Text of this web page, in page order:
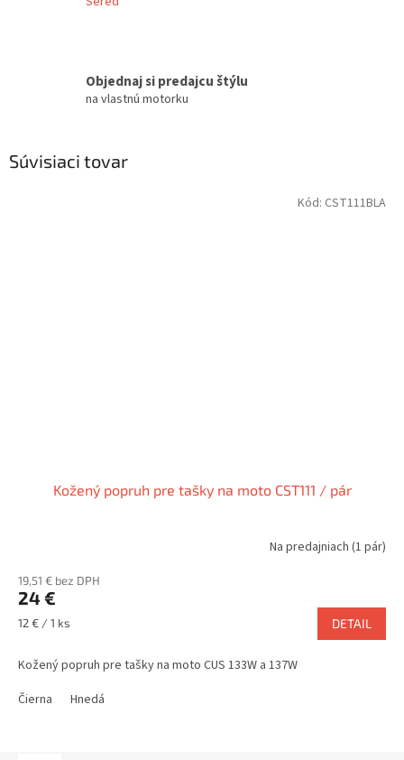
Objednaj si predajcu štýlu
na vlastnú motorku
Súvisiaci tovar
Kožený popruh pre tašky na moto CST111 / pár
Na predajniach (1 pár)
19,51 € bez DPH
24 €
Jednotková
12 € / 1 ks DETAIL
Kožený popruh pre tašky na moto CUS 133W a 137W
Čierna
Hnedá
Kód: CST111BLA